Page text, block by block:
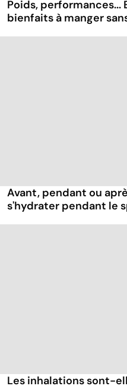
Poids,
bienfaits à manger
Avant, pendant ou
s'hydrater pendant le
Les inhalations sont-